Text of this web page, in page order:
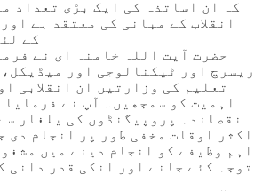
کہ ان اساتذہ کی ایک بڑی تعداد
انقلاب کے مبانی کی معتقد ہے
کے
حضرت آیت اللہ خامنہ ای نے
ریسرچ اور ٹیکنالوجی اور
تعلیم کی وزارتیں ان انقلابی
اہمیت کو سمجھیں۔ آپ نے فرمایا
نقصاندہ پروپیگنڈوں کی یلغار
اکثر اوقات مخفی طور پر انجام دی
اہم وظیفے کو انجام دینے میں
توجہ کئے جانے اور انکی قدر دانی